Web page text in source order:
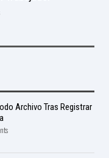
Archivo Tras Registrar